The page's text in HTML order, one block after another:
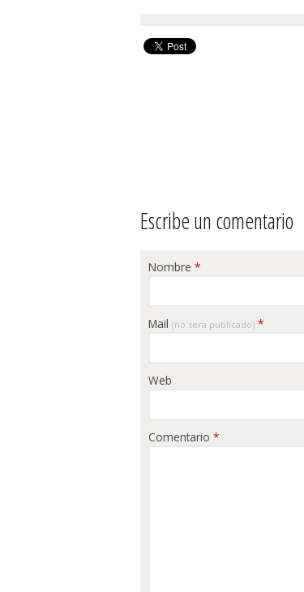
Escribe un comentario
Nombre *
Mail (no sera publicado) *
Web
Comentario *